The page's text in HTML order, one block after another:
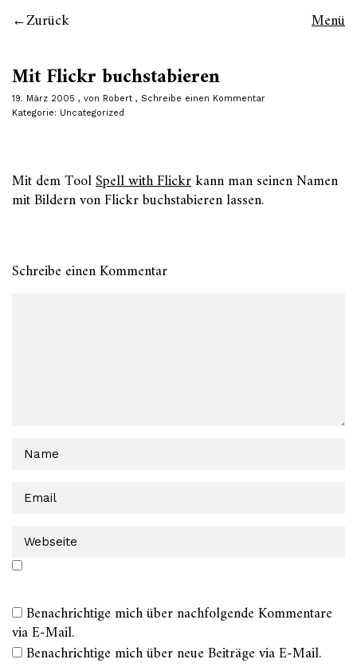
Zurück Menü
Mit Flickr buchstabieren
19. März 2005 von Robert
Schreibe einen Kommentar
Kategorie: Uncategorized
Mit dem ToolSpell with Flickrkann man seinen Namen
mit Bildern von Flickr buchstabieren lassen.
Schreibe einen Kommentar
Benachrichtige mich über nachfolgende Kommentare
via E-Mail.
Benachrichtige mich über neue Beiträge via E-Mail.